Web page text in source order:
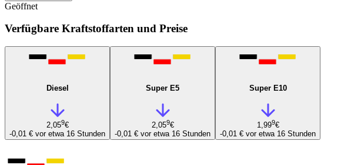
Geöffnet
Verfügbare Kraftstoffarten und Preise
Diesel
2,059€
-0,01 € vor etwa 16 Stunden
Super E5
2,059€
-0,01 € vor etwa 16 Stunden
Super E10
1,999€
-0,01 € vor etwa 16 Stunden